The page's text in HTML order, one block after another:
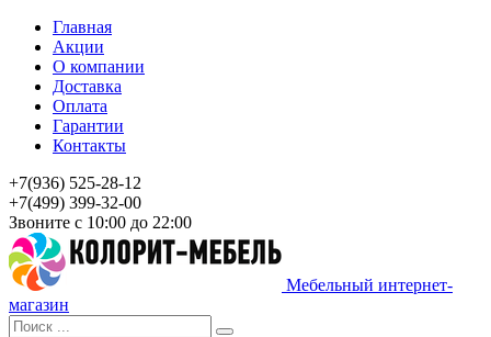
Главная
Акции
О компании
Доставка
Оплата
Гарантии
Контакты
+7(936) 525-28-12
+7(499) 399-32-00
Звоните с 10:00 до 22:00
Мебельный интернет-
магазин